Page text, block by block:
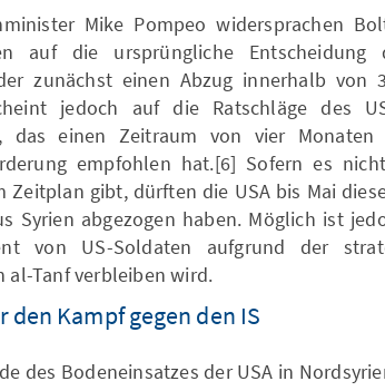
Mike Pompeo widersprachen
auf die ursprüngliche Entscheidung
zunächst einen Abzug innerhalb von
jedoch auf die Ratschläge des
das einen Zeitraum von vier
empfohlen hat.[6] Sofern es
Zeitplan gibt, dürften die USA bis Mai
Syrien abgezogen haben. Möglich ist
von US-Soldaten aufgrund der
al-Tanf verbleiben wird.
den Kampf gegen den IS
des Bodeneinsatzes der USA in